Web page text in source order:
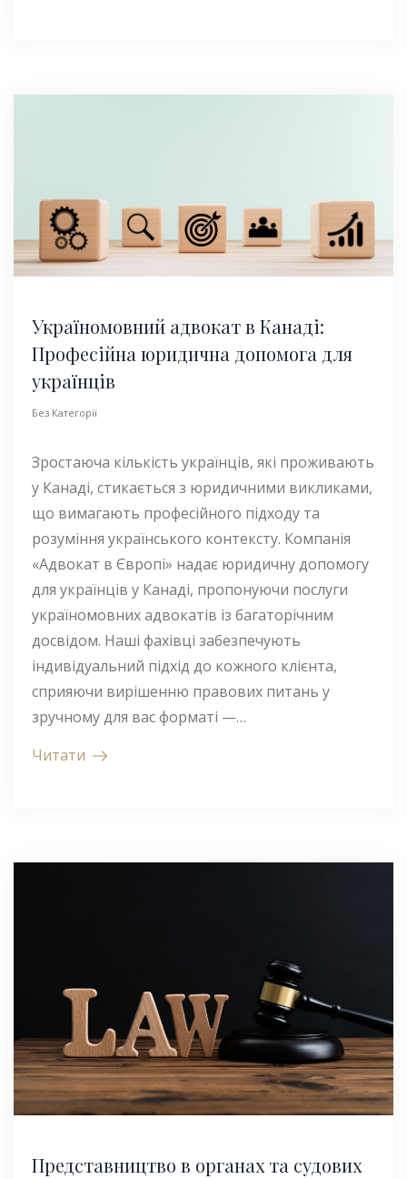
Україномовний адвокат в Канаді:
Професійна юридична допомога для
українців
Без Категорії
Зростаюча кількість українців, які проживають
у Канаді, стикається з юридичними викликами,
що вимагають професійного підходу та
розуміння українського контексту. Компанія
«Адвокат в Європі» надає юридичну допомогу
для українців у Канаді, пропонуючи послуги
україномовних адвокатів із багаторічним
досвідом. Наші фахівці забезпечують
індивідуальний підхід до кожного клієнта,
сприяючи вирішенню правових питань у
зручному для вас форматі —…
Читати
Представництво в органах та судових